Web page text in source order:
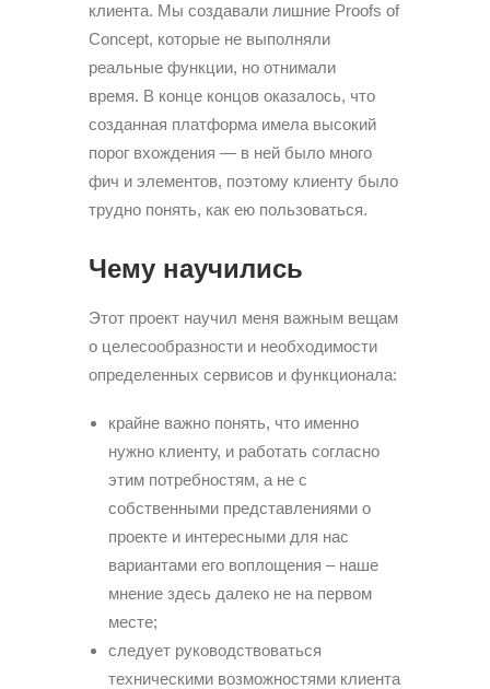
клиента. Мы создавали лишние Proofs of
Concept, которые не выполняли
реальные функции, но отнимали
время. В конце концов оказалось, что
созданная платформа имела высокий
порог вхождения — в ней было много
фич и элементов, поэтому клиенту было
трудно понять, как ею пользоваться.
Чему научились
Этот проект научил меня важным вещам
о целесообразности и необходимости
определенных сервисов и функционала:
крайне важно понять, что именно
нужно клиенту, и работать согласно
этим потребностям, а не с
собственными представлениями о
проекте и интересными для нас
вариантами его воплощения – наше
мнение здесь далеко не на первом
месте;
следует руководствоваться
техническими возможностями клиента